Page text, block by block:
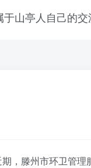
，滕州市环卫管